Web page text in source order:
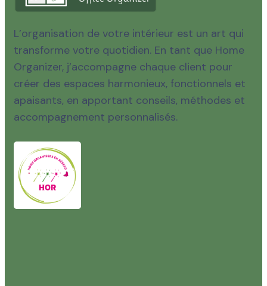
L’organisation de votre intérieur est un art qui
transforme votre quotidien. En tant que Home
Organizer, j’accompagne chaque client pour
créer des espaces harmonieux, fonctionnels et
apaisants, en apportant conseils, méthodes et
accompagnement personnalisés.